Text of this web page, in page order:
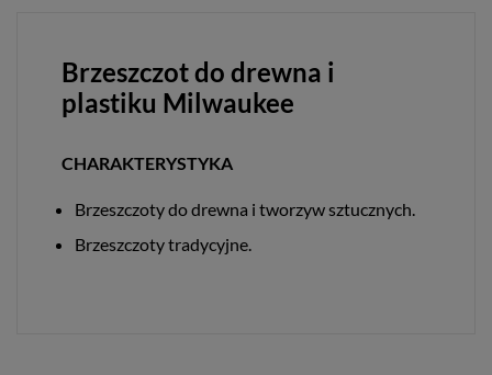
Brzeszczot do drewna i
plastiku Milwaukee
CHARAKTERYSTYKA
Brzeszczoty do drewna i tworzyw sztucznych.
Brzeszczoty tradycyjne.